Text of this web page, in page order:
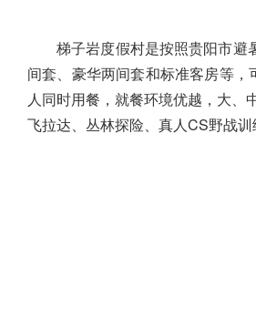
梯子岩度假村是按照贵阳市避
间套、豪华两间套和标准客房等
人同时用餐，就餐环境优越，大
飞拉达、丛林探险、真人CS野战